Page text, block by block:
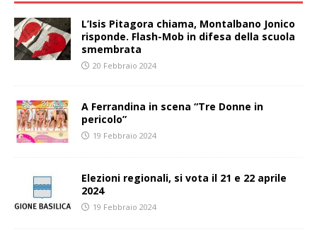
L’Isis Pitagora chiama, Montalbano Jonico
risponde. Flash-Mob in difesa della scuola
smembrata
20 Febbraio 2024
A Ferrandina in scena “Tre Donne in
pericolo”
19 Febbraio 2024
Elezioni regionali, si vota il 21 e 22 aprile
2024
19 Febbraio 2024